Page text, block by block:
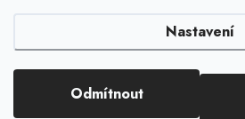
Nastavení
Odmítnout
iPloty.cz - PLETIVA A
Upravit nastavení